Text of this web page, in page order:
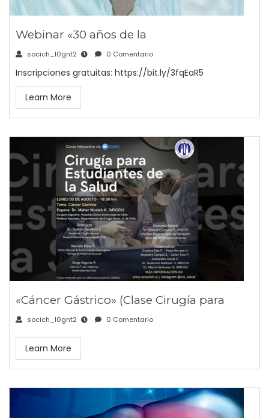
Webinar «30 años de la
socich_l0gnt2 0 Comentario
Inscripciones gratuitas: https://bit.ly/3fqEaR5
Learn More
«Cáncer Gástrico» (Clase Cirugía para
socich_l0gnt2 0 Comentario
Learn More